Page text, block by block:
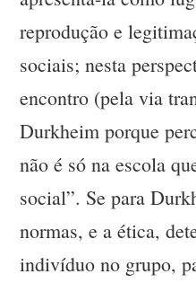
reprodução e
sociais; nesta
encontro (pela via
Durkheim porque
não é só na escola
social”. Se para
normas, e a ética,
indivíduo no grupo,